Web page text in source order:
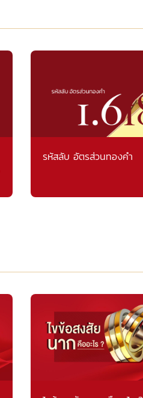
รหัสลับ อัตรส่วนทองคำ